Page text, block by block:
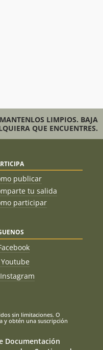
LIMPIOS. BAJA
QUE ENCUENTRES.
publicar
tu salida
participar
Youtube
Instagram
sin limitaciones. O
y obtén una suscripción
Documentación